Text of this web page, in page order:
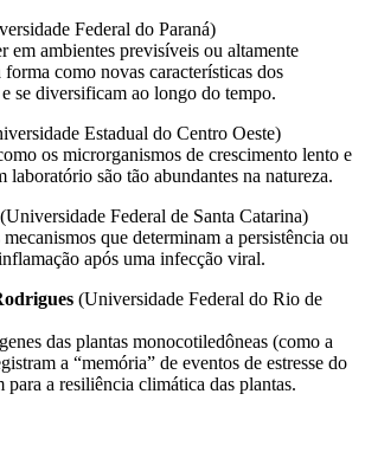
Federal do Paraná)
em ambientes previsíveis ou altamente
como novas características dos
se diversificam ao longo do tempo.
Estadual do Centro Oeste)
os microrganismos de crescimento lento e
são tão abundantes na natureza.
(Universidade Federal de Santa Catarina)
que determinam a persistência ou
após uma infecção viral.
(Universidade Federal do Rio de
das plantas monocotiledôneas (como a
a “memória” de eventos de estresse do
para a resiliência climática das plantas.